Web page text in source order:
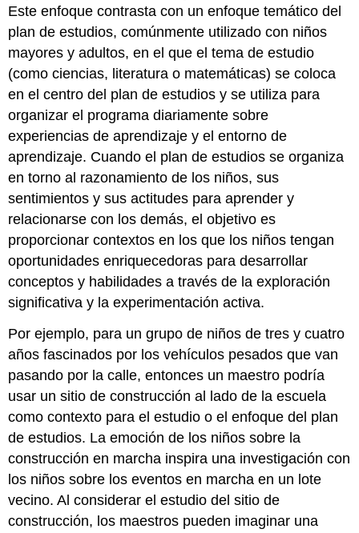
Este enfoque contrasta con un enfoque temático del
plan de estudios, comúnmente utilizado con niños
mayores y adultos, en el que el tema de estudio
(como ciencias, literatura o matemáticas) se coloca
en el centro del plan de estudios y se utiliza para
organizar el programa diariamente sobre
experiencias de aprendizaje y el entorno de
aprendizaje. Cuando el plan de estudios se organiza
en torno al razonamiento de los niños, sus
sentimientos y sus actitudes para aprender y
relacionarse con los demás, el objetivo es
proporcionar contextos en los que los niños tengan
oportunidades enriquecedoras para desarrollar
conceptos y habilidades a través de la exploración
significativa y la experimentación activa.
Por ejemplo, para un grupo de niños de tres y cuatro
años fascinados por los vehículos pesados que van
pasando por la calle, entonces un maestro podría
usar un sitio de construcción al lado de la escuela
como contexto para el estudio o el enfoque del plan
de estudios. La emoción de los niños sobre la
construcción en marcha inspira una investigación con
los niños sobre los eventos en marcha en un lote
vecino. Al considerar el estudio del sitio de
construcción, los maestros pueden imaginar una